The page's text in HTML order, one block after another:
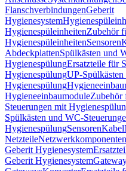
FlanschverbindungenGeberit
Hygienesystem
HygienespüleinheitenZubehör
HygienespüleinheitenSensoren
AbdeckplattenSpülkästen und
HygienespülungErsatzteile für
HygienespülungUP-Spülkästen
Hygienespülung
HygieneeinbaumoduleZubehör
Steuerungen mit
Spülkästen und WC-
HygienespülungSensorenKabel
NetzteileNetzwerkkomponenten
Geberit Hygienesystem
Geberit Hygienesystem